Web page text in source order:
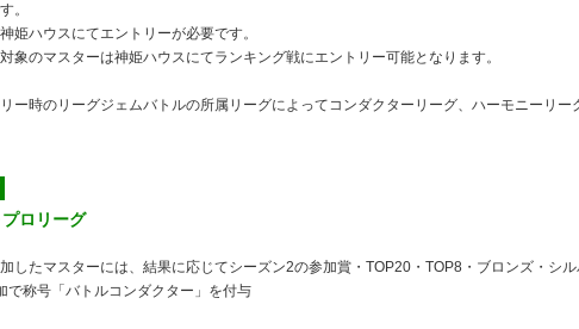
。
姫ハウスにてエントリーが必要です。
象のマスターは神姫ハウスにてランキング戦にエントリー可能となります。
ー時のリーグジェムバトルの所属リーグによってコンダクターリーグ、ハーモニーリー
ロリーグ
したマスターには、結果に応じてシーズン2の参加賞・TOP20・TOP8・ブロンズ・シ
で称号「バトルコンダクター」を付与